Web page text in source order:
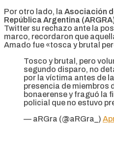
Por otro lado, la Asociación
República Argentina
Twitter su rechazo ante la
marco, recordaron que
Amado fue «tosca y brutal
Tosco y brutal, pero
segundo disparo, no
por la víctima antes de
presencia de miembros
bonaerense y fraguó la
policial que no estuvo
— aRGra (@aRGra_)